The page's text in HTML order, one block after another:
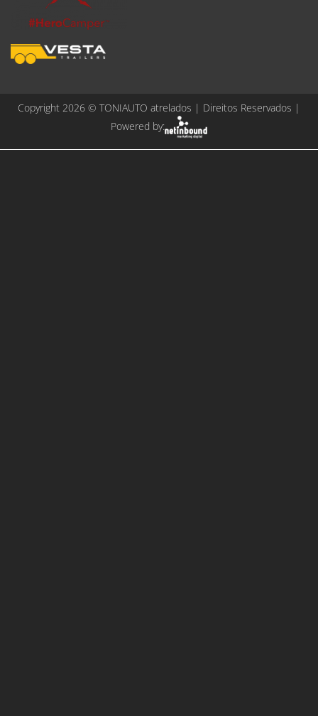
Copyright 2026 © TONIAUTO atrelados | Direitos Reservados |
Powered by: